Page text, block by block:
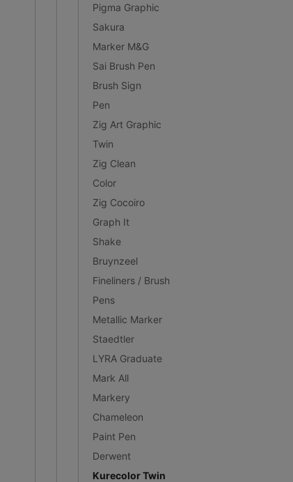
Pigma Graphic
Sakura
Marker M&G
Sai Brush Pen
Brush Sign
Pen
Zig Art Graphic
Twin
Zig Clean
Color
Zig Cocoiro
Graph It
Shake
Bruynzeel
Fineliners / Brush
Pens
Metallic Marker
Staedtler
LYRA Graduate
Mark All
Markery
Chameleon
Paint Pen
Derwent
Kurecolor Twin